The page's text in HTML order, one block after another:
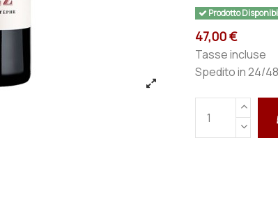
Prodotto
47,00 €
Tasse incluse
Spedito in 24/